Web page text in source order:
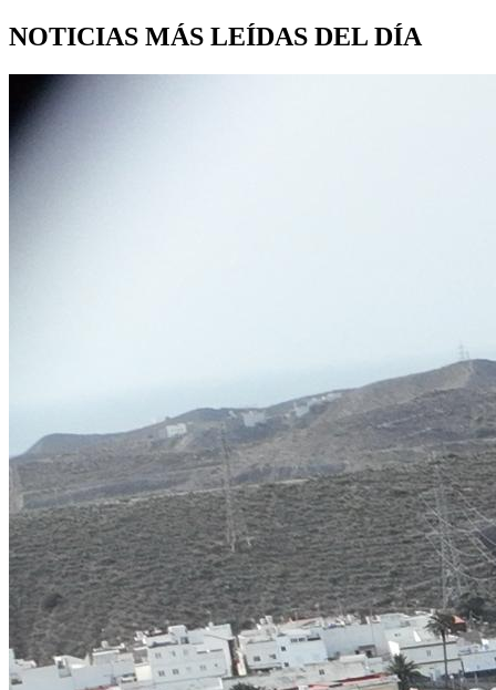
NOTICIAS MÁS LEÍDAS DEL DÍA